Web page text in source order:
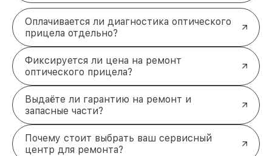
Оплачивается ли диагностика оптического
прицела отдельно?
Фиксируется ли цена на ремонт
оптического прицела?
Выдаёте ли гарантию на ремонт и
запасные части?
Почему стоит выбрать ваш сервисный
центр для ремонта?